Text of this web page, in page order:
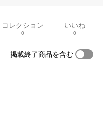
コレクション
0
いいね
0
掲載終了商品を含む